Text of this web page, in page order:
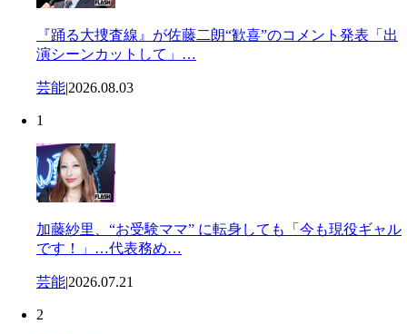
『踊る大捜査線』が佐藤二朗“歓喜”のコメント発表「出
演シーンカットして」…
芸能|2026.08.03
1
加藤紗里、“お受験ママ” に転身しても「今も現役ギャル
です！」…代表務め…
芸能|2026.07.21
2